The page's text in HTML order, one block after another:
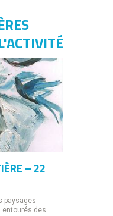
– 22
paysages
entourés des